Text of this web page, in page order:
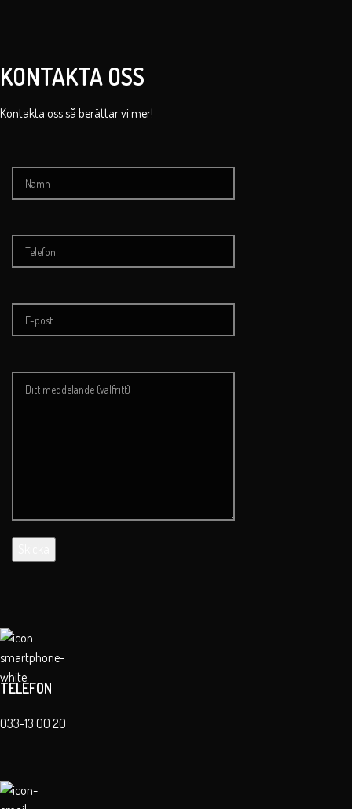
KONTAKTA OSS
Kontakta oss så berättar vi mer!
TELEFON
033-13 00 20